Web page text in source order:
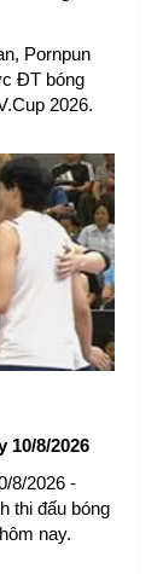
Pornpun
ĐT bóng
2026.
10/8/2026
8/2026 -
thi đấu bóng
nay.